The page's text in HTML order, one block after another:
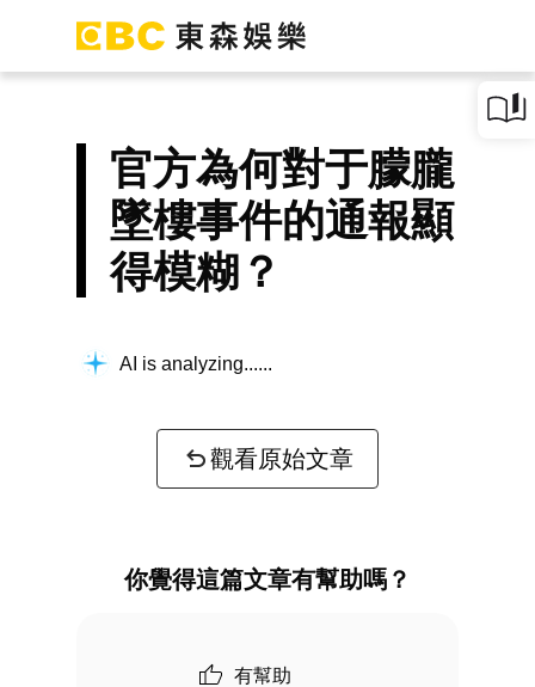
官方為何對于朦朧
墜樓事件的通報顯
得模糊？
AI is analyzing...
觀看原始文章
你覺得這篇文章有幫助嗎？
有幫助